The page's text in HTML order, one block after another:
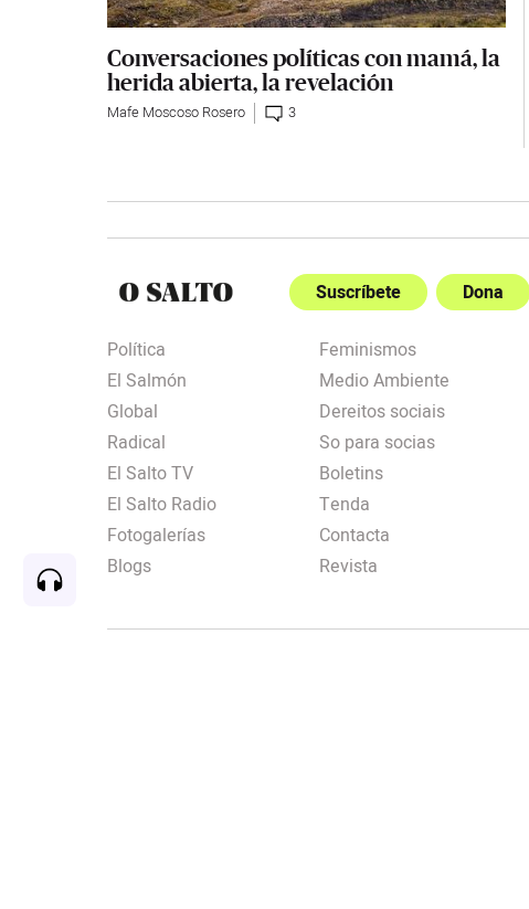
Conversaciones políticas con mamá, la
herida abierta, la revelación
Mafe Moscoso Rosero 3
Suscríbete Dona
Política
El Salmón
Global
Radical
El Salto TV
El Salto Radio
Fotogalerías
Blogs
Feminismos
Medio Ambiente
Dereitos sociais
So para socias
Boletins
Tenda
Contacta
Revista